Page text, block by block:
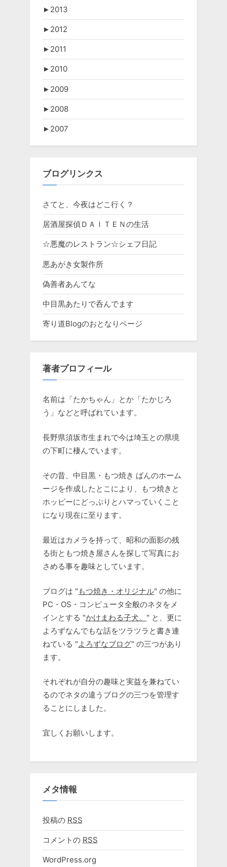
► 2013
► 2012
► 2011
► 2010
► 2009
► 2008
► 2007
ブログリンクス
さてと、今夜はどこ行く？
居酒屋探偵ＤＡＩＴＥＮの生活
☆悪魔のレストラン☆シェフ日記
悪あがき女製作所
偽善者あんてな
中目黒あたりで呑んでます
寄り道Blogのおとなりページ
著者プロフィール
名前は「たかちゃん」とか「たかじろ
う」などと呼ばれています。
長野県須坂市生まれで今は埼玉との県境
の下町に棲んでいます。
その昔、中目黒・もつ焼き ばんのホーム
ージを作成したとこにより、もつ焼きと
ホッピーにどっぷりとハマっていくこと
になり現在に至ります。
最近はカメラを持って、昭和の面影の残
る街ともつ焼き屋さんを探して写真にお
さめる事を趣味としています。
ブログは " もつ焼き・オリジナル" の他に
PC・OS・コンピュータ全般のネタをメ
インとする "かけまわる子犬。 " と、更に
よろずなんでもな話をツラツラと書き連
ねている "よろずなブログ" の三つがあり
ます。
それぞれが自分の趣味と実益を兼ねてい
るのでネタの違うブログの三つを管理す
ることにしました。
宜しくお願いします。
メタ情報
投稿の RSS
コメントの RSS
WordPress.org